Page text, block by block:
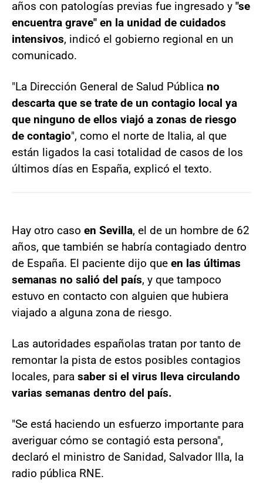
años con patologías previas fue ingresado y "se
encuentra grave" en la unidad de cuidados
intensivos, indicó el gobierno regional en un
comunicado.
"La Dirección General de Salud Pública no
descarta que se trate de un contagio local ya
que ninguno de ellos viajó a zonas de riesgo
de contagio", como el norte de Italia, al que
están ligados la casi totalidad de casos de los
últimos días en España, explicó el texto.
Hay otro caso en Sevilla, el de un hombre de 62
años, que también se habría contagiado dentro
de España. El paciente dijo que en las últimas
semanas no salió del país, y que tampoco
estuvo en contacto con alguien que hubiera
viajado a alguna zona de riesgo.
Las autoridades españolas tratan por tanto de
remontar la pista de estos posibles contagios
locales, para saber si el virus lleva circulando
varias semanas dentro del país.
"Se está haciendo un esfuerzo importante para
averiguar cómo se contagió esta persona",
declaró el ministro de Sanidad, Salvador Illa, la
radio pública RNE.